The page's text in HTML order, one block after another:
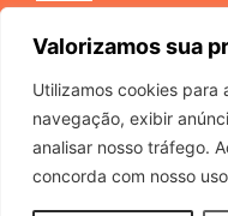
Valorizamos sua
Utilizamos cookies para
navegação, exibir
analisar nosso tráfego.
concorda com nosso
(11) 4040-3666
M2